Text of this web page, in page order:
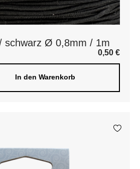
schwarz Ø 0,8mm / 1m
0,50 €
In den Warenkorb